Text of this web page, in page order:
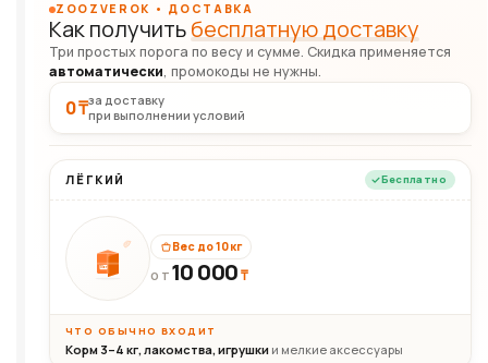
ZOOZVEROK • ДОСТАВКА
Как получитьбесплатную доставку
Три простых порога по весу и сумме. Скидка применяется
автоматически, промокоды не нужны.
0 ₸за доставку
при выполнении условий
ЛЁГКИЙ Бесплатно
10кг
Вес до 10 кг
ОТ 10 000₸
ЧТО ОБЫЧНО ВХОДИТ
Корм 3–4 кг, лакомства, игрушки и мелкие аксессуары